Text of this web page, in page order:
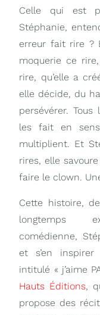
Celle qui est
Stéphanie,
erreur fait rire ?
moquerie ce
rire, qu’elle a
elle décide, du
persévérer.
les fait en
multiplient. Et
rires, elle
faire le clown.
Cette histoire,
comédienne,
et s’en
intitulé « j’aime
Hauts Éditions,
propose des